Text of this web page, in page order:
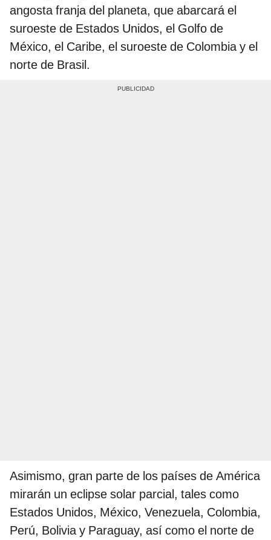
angosta franja del planeta, que abarcará el
suroeste de Estados Unidos, el Golfo de
México, el Caribe, el suroeste de Colombia y el
norte de Brasil.
Asimismo, gran parte de los países de América
mirarán un eclipse solar parcial, tales como
Estados Unidos, México, Venezuela, Colombia,
Perú, Bolivia y Paraguay, así como el norte de